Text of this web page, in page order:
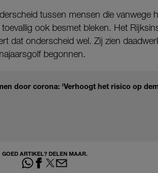
tussen mensen die vanwege
ook besmet bleken. Het
dat onderscheid wel. Zij zien
begonnen.
door corona: 'Verhoogt het risico op
GOED ARTIKEL? DELEN MAAR.